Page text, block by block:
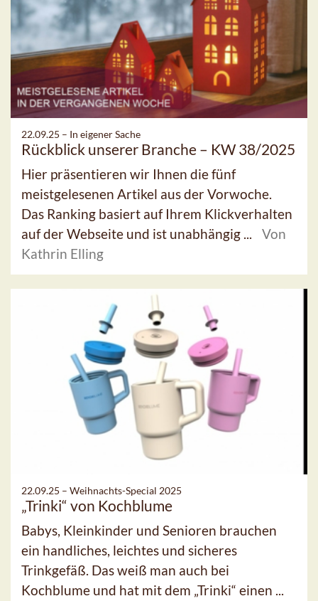
22.09.25 – In eigener Sache
Rückblick unserer Branche – KW 38/2025
Hier präsentieren wir Ihnen die fünf
meistgelesenen Artikel aus der Vorwoche.
Das Ranking basiert auf Ihrem Klickverhalten
auf der Webseite und ist unabhängig ...
Von
Kathrin Elling
22.09.25 – Weihnachts-Special 2025
„Trinki“ von Kochblume
Babys, Kleinkinder und Senioren brauchen
ein handliches, leichtes und sicheres
Trinkgefäß. Das weiß man auch bei
Kochblume und hat mit dem „Trinki“ einen ...